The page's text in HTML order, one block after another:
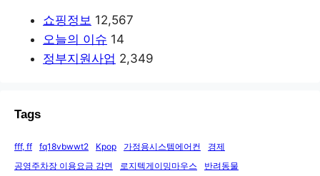
쇼핑정보 12,567
오늘의 이슈 14
정부지원사업 2,349
Tags
fff, ff fq18vbwwt2 Kpop 가정용시스템에어컨
경제
공영주차장 이용요금 감면
로지텍게이밍마우스
반려동물